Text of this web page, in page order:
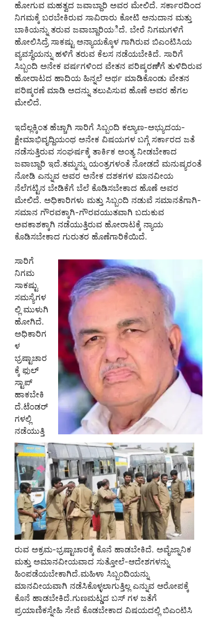
ಹೋಗುವ ಮಹತ್ವದ ಜವಾಬ್ದಾರಿ ಅವರ ಮೇಲಿದೆ. ಸರ್ಕಾರದಿಂದ
ನಿಗಮಕ್ಕೆ ಬರಬೇಕಿರುವ ಸಾವಿರಾರು ಕೋಟಿ ಅನುದಾನ ಮತ್ತು
ಬಾಕಿಯನ್ನು ತರುವ ಜವಾಬ್ದಾರಿಯಿದೆ. ಬೇರೆ ನಿಗಮಗಳಿಗೆ
ಹೋಲಿಸಿದ್ರೆ ಸಾಕಷ್ಟು ಅನ್ಯಾಯಕ್ಕೊಳ ಗಾಗಿರುವ ಬಿಎಂಟಿಸಿಯ
ವ್ಯವಸ್ಥೆಯನ್ನು ಹಳಿಗೆ ತರುವ ಕೆಲಸ ನಡೆಯಬೇಕಿದೆ. ಸಾರಿಗೆ
ಸಿಬ್ಬಂದಿ ಅನೇಕ ವರ್ಷಗಳಿಂದ ವೇತನ ಪರಿಷ್ಕರಣೆ್ಗೆ ತುಳಿದಿರುವ
ಹೋರಾಟದ ಹಾದಿಯ ಹಿನ್ನಲೆ ಅರ್ಥ ಮಾಡಿಕೊಂಡು ವೇತನ
ಪರಿಷ್ಕರಣೆ ಮಾಡಿ ಅದನ್ನು ತಲುಪಿಸುವ ಹೊಣೆ ಅವರ ಹೆಗಲ
ಮೇಲಿದೆ.
ಇದೆಲ್ಲಕ್ಕಿಂತ ಹೆಚ್ಚಾಗಿ ಸಾರಿಗೆ ಸಿಬ್ಬಂದಿ ಕಲ್ಯಾಣ-ಅಭ್ಯುದಯ-
ಕ್ಷೇಮಾಭಿವೃದ್ದಿಯಂಥ ಅನೇಕ ವಿಷಯಗಳ ಬಗ್ಗೆ ಸರ್ಕಾರದ ಜತೆ
ನಡೆಸುತ್ತಿರುವ ಸಂಘರ್ಷಕ್ಕೆ ತಾರ್ಕಿಕ ಅಂತ್ಯ ನೀಡಬೇಕಾದ
ಜವಾಬ್ದಾರಿ ಇದೆ.ತಮ್ಮನ್ನು ಯಂತ್ರಗಳಂತೆ ನೋಡದೆ ಮನುಷ್ಯರಂತೆ
ನೋಡಿ ಎನ್ನುವ ಅವರ ಅನೇಕ ದಶಕಗಳ ಮಾನವೀಯ
ನೆಲೆಗಟ್ಟಿನ ಬೇಡಿಕೆಗೆ ಬೆಲೆ ಕೊಡಿಸಬೇಕಾದ ಹೊಣೆ ಅವರ
ಮೇಲಿದೆ. ಅಧಿಕಾರಿಗಳು ಮತ್ತು ಸಿಬ್ಬಂದಿ ನಡುವೆ ಸಮಾನತೆಗಾಗಿ-
ಸಮಾನ ಗೌರವಕ್ಕಾಗಿ-ಗೌರವಯುತವಾಗಿ ಬದುಕುವ
ಅವಕಾಶಕ್ಕಾಗಿ ನಡೆಯುತ್ತಿರುವ ಹೋರಾಟಕ್ಕೆ ನ್ಯಾಯ
ಕೊಡಿಸಬೇಕಾದ ಗುರುತರ ಹೊಣೆಗಾರಿಕೆಯಿದೆ.
ಸಾರಿಗೆ
ನಿಗಮ
ಸಾಕಷ್ಟು
ಸಮಸ್ಯೆಗಳ
ಲ್ಲಿ ಮುಳುಗಿ
ಹೋಗಿದೆ.
ಅಧಿಕಾರಿಗ
ಳ
ಭ್ರಷ್ಟಾಚಾರ
ಕ್ಕೆ ಫುಲ್
ಸ್ಟಾಪ್
ಹಾಕಬೇಕಿ
ದೆ.ಟೆಂಡರ್
ಗಳಲ್ಲಿ
ನಡೆಯುತ್ತಿ
ರುವ ಅಕ್ರಮ-ಭ್ರಷ್ಟಾಚಾರಕ್ಕೆ ಕೊನೆ ಹಾಡಬೇಕಿದೆ. ಅವೈಜ್ನಾನಿಕ
ಮತ್ತು ಅಮಾನವೀಯವಾದ ಸುತ್ತೋಲೆ-ಆದೇಶಗಳನ್ನು
ಹಿಂಪಡೆಯಬೇಕಾಗಿದೆ.ಮಹಿಳಾ ಸಿಬ್ಬಂದಿಯನ್ನು
ಮಾನವೀಯವಾಗಿ ನಡೆಸಿಕೊಳ್ಳಲಾಗುತ್ತಿಲ್ಲ ಎನ್ನುವ ಆರೋಪಕ್ಕೆ
ಕೊನೆ ಹಾಡಬೇಕಿದೆ.ಗುಣಮಟ್ಡದ ಬಸ್ ಗಳ ಜತೆಗೆ
ಪ್ರಯಾಣಿಕಸ್ನೇಹಿ ಸೇವೆ ಕೊಡಬೇಕಾದ ವಿಷಯದಲ್ಲಿ ಬಿಎಂಟಿಸಿ